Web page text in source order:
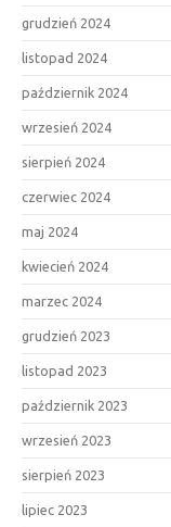
grudzień 2024
listopad 2024
październik 2024
wrzesień 2024
sierpień 2024
czerwiec 2024
maj 2024
kwiecień 2024
marzec 2024
grudzień 2023
listopad 2023
październik 2023
wrzesień 2023
sierpień 2023
lipiec 2023